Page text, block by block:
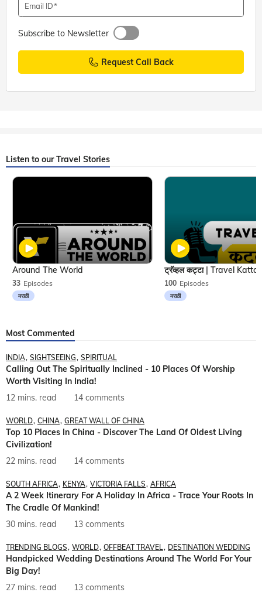
Email ID
Subscribe to Newsletter
Request Call Back
Listen to our Travel Stories
33 Episodes
मराठी
Around The World
100 Episodes
मराठी
Most Commented
INDIA SIGHTSEEING SPIRITUAL
Calling Out The Spiritually Inclined - 10 Places Of Worship
Worth Visiting In India!
12 mins. read
14 comments
WORLD CHINA GREAT WALL OF CHINA
Top 10 Places In China - Discover The Land Of Oldest Living
Civilization!
22 mins. read
14 comments
SOUTH AFRICA KENYA VICTORIA FALLS AFRICA
A 2 Week Itinerary For A Holiday In Africa - Trace Your Roots In
The Cradle Of Mankind!
30 mins. read
13 comments
TRENDING BLOGS WORLD OFFBEAT TRAVEL DESTINATION WEDDING
Handpicked Wedding Destinations Around The World For Your
Big Day!
27 mins. read
13 comments